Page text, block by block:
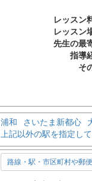
レッスン
レッスン
先生の最
指導
そ
浦和 さいたま新都心
上記以外の駅を指定し
路線・駅・市区町村や郵